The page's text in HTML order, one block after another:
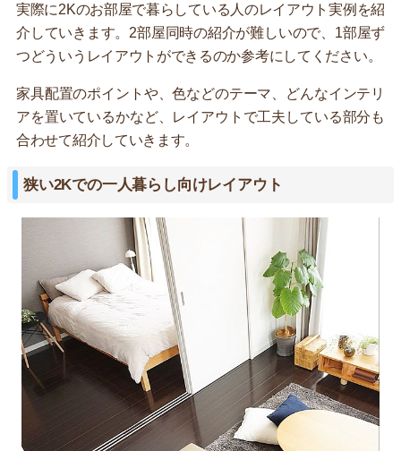
実際に2Kのお部屋で暮らしている人のレイアウト実例を紹
介していきます。2部屋同時の紹介が難しいので、1部屋ず
つどういうレイアウトができるのか参考にしてください。
家具配置のポイントや、色などのテーマ、どんなインテリ
アを置いているかなど、レイアウトで工夫している部分も
合わせて紹介していきます。
狭い2Kでの一人暮らし向けレイアウト